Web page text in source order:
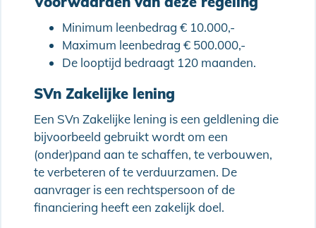
Minimum leenbedrag € 10.000,-
Maximum leenbedrag € 500.000,-
De looptijd bedraagt 120 maanden.
SVn Zakelijke lening
Een SVn Zakelijke lening is een geldlening die
bijvoorbeeld gebruikt wordt om een
(onder)pand aan te schaffen, te verbouwen,
te verbeteren of te verduurzamen. De
aanvrager is een rechtspersoon of de
financiering heeft een zakelijk doel.